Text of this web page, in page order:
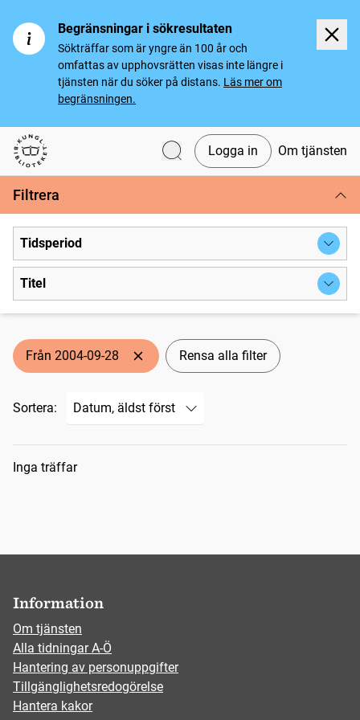
Begränsningar i sökresultaten
Sökträffar som är yngre än 100 år och
omfattas av upphovsrätten visas inte längre i
tjänsten när du söker på distans. Läs mer om
begränsningen.
Svenska tidningar
Logga in Om tjänsten
Filtrera
Tidsperiod
Titel
Från 2004-09-28 Rensa alla filter
Sortera:
Sökresultat
Inga träffar
Information
Om tjänsten
Alla tidningar A-Ö
Hantering av personuppgifter
Tillgänglighetsredogörelse
Hantera kakor